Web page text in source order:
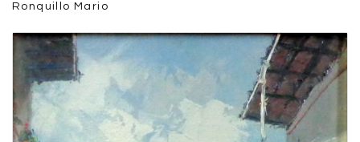
Ronquillo Mario